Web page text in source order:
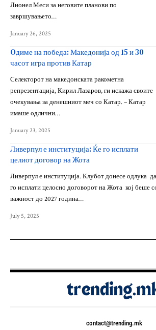
Лионел Меси за неговите планови по
завршувањето…
January 26, 2025
Oдиме на победа: Македонија од 15 и 30
часот игра против Катар
Селекторот на македонската ракометна
репрезентација, Кирил Лазаров, ги искажа своите
очекувања за денешниот меч со Катар. – Катар
имаше одлични…
January 23, 2025
Ливерпул е институција: Ќе го исплати
целиот договор на Жота
Ливерпул е институција. Клубот донесе одлука да
го исплати целосно договорот на Жота кој беше
важност до 2027 година…
July 5, 2025
contact@trending.mk